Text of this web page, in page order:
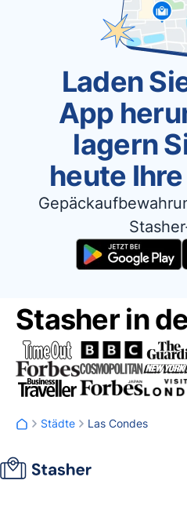
Laden
App
lagern
heute
Stasher in
Städte Las Condes